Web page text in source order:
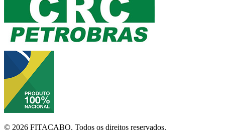
© 2026 FITACABO. Todos os direitos reservados.